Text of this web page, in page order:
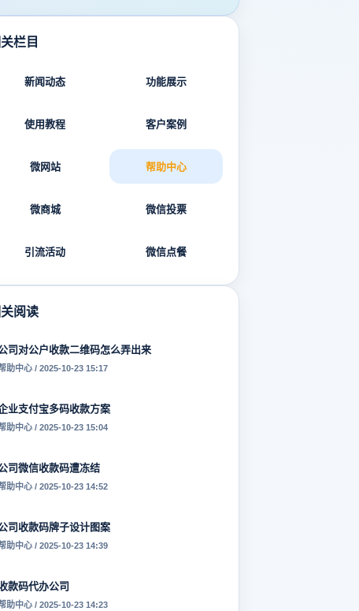
栏目
新闻动态 功能展示
使用教程 客户案例
微网站 帮助中心
微商城 微信投票
引流活动 微信点餐
阅读
司对公户收款二维码怎么弄出来
助中心 / 2025-10-23 15:17
业支付宝多码收款方案
助中心 / 2025-10-23 15:04
司微信收款码遭冻结
助中心 / 2025-10-23 14:52
司收款码牌子设计图案
助中心 / 2025-10-23 14:39
款码代办公司
助中心 / 2025-10-23 14:23